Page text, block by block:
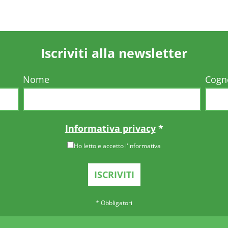
Iscriviti alla newsletter
Nome
Informativa privacy *
Ho letto e accetto l'informativa
* Obbligatori